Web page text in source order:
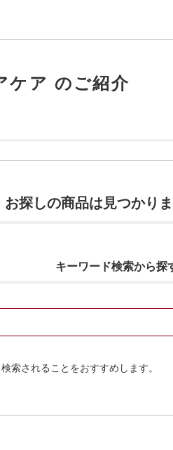
ア のご紹介
お探しの商品は見つかり
キーワード検索から探
索されることをおすすめします。